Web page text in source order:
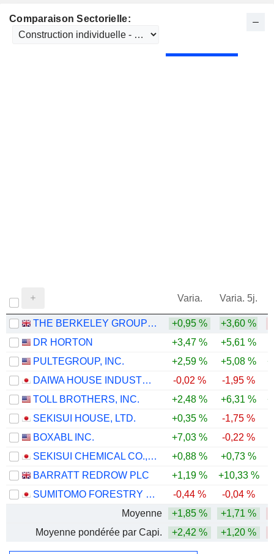
Comparaison Sectorielle:
Varia. Varia. 5j.
THE BERKELEY GROUP HOLDINGS PLC +0,95 % +3,60 %
DR HORTON
+3,47 % +5,61 %
PULTEGROUP, INC.
+2,59 % +5,08 %
DAIWA HOUSE INDUSTRY CO., LTD.
-0,02 % -1,95 %
TOLL BROTHERS, INC.
+2,48 % +6,31 %
SEKISUI HOUSE, LTD.
+0,35 % -1,75 %
BOXABL INC.
+7,03 % -0,22 %
SEKISUI CHEMICAL CO., LTD.
+0,88 % +0,73 %
BARRATT REDROW PLC
+1,19 % +10,33 %
SUMITOMO FORESTRY CO., LTD.
-0,44 % -0,04 %
Moyenne
+1,85 % +1,71 %
Moyenne pondérée par Capi.
+2,42 % +1,20 %